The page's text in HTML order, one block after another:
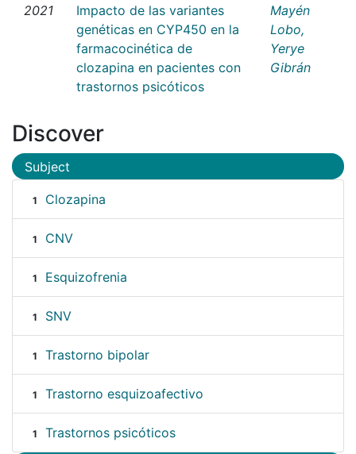
2021
Impacto de las variantes
genéticas en CYP450 en la
farmacocinética de
clozapina en pacientes con
trastornos psicóticos
Mayén
Lobo,
Yerye
Gibrán
Discover
Subject
1 Clozapina
1 CNV
1 Esquizofrenia
1 SNV
1 Trastorno bipolar
1 Trastorno esquizoafectivo
1 Trastornos psicóticos